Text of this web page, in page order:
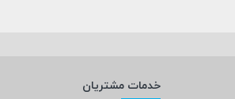
خدمات مشتریان